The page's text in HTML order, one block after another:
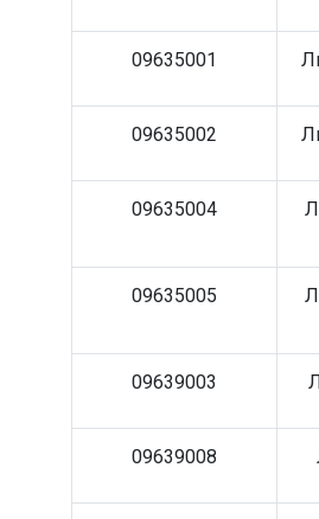
09635001
09635002
09635004
09635005
09639003
09639008